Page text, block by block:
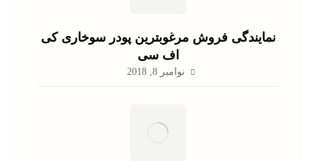
نمایندگی فروش مرغوبترین پودر سوخاری کی
اف سی
نوامبر 8, 2018